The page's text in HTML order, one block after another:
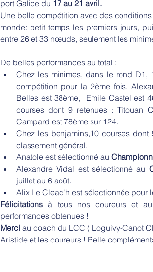
port Galice du 17 au 21 avril.
Une belle compétition avec des
monde: petit temps les premiers jours,
entre 26 et 33 nœuds, seulement les
De belles performances au total :
Chez les minimes, dans le rond D1,
compétition pour la 2ème fois.
Belles est 38ème,  Emile Castel est
courses dont 9 retenues : Titouan
Campard est 78ème sur 124.
Chez les benjamins,10 courses dont
classement général.
Anatole est sélectionné au
Alexandre Vidal est sélectionné au
juillet au 6 août.
Alix Le Cleac'h est sélectionnée pour
Félicitations à tous nos coureurs et
performances obtenues !
Merci au coach du LCC ( Loguivy-Canot
Aristide et les coureurs ! Belle